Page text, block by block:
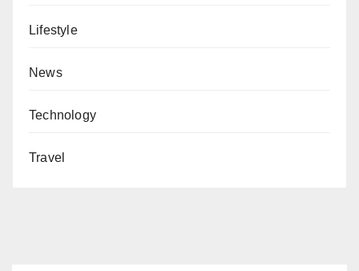
Lifestyle
News
Technology
Travel